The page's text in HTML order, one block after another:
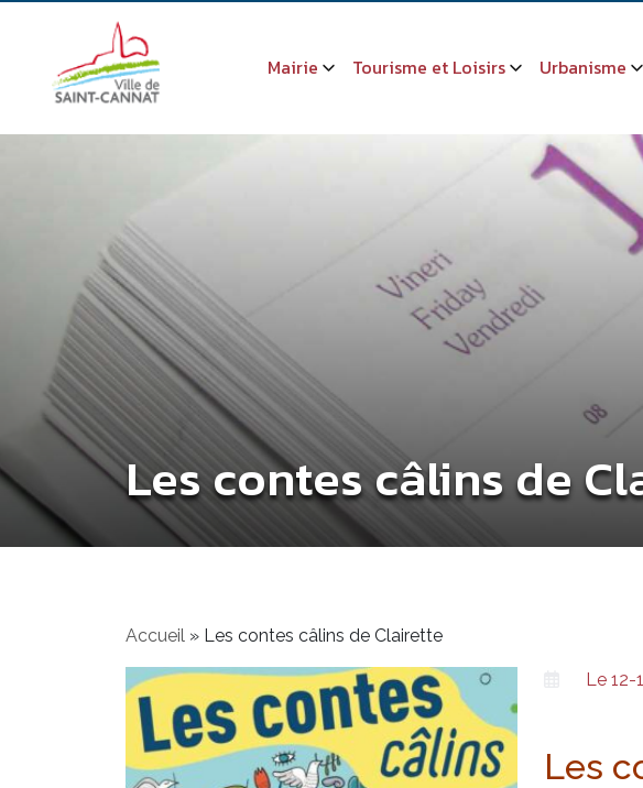
Mairie Tourisme et Loisirs Urbanisme
Les contes câlins de
Accueil » Les contes câlins de Clairette
Le 12-
Les